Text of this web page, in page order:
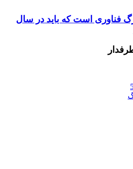
بزرگ فناوری است که باید در سال